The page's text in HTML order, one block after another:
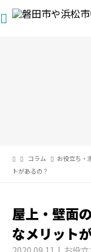
コラム お役立ち・
トがあるの？
屋上・壁面
なメリット